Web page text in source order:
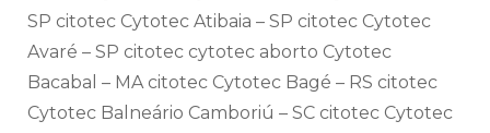
SP citotec Cytotec Atibaia – SP citotec Cytotec
Avaré – SP citotec cytotec aborto Cytotec
Bacabal – MA citotec Cytotec Bagé – RS citotec
Cytotec Balneário Camboriú – SC citotec Cytotec